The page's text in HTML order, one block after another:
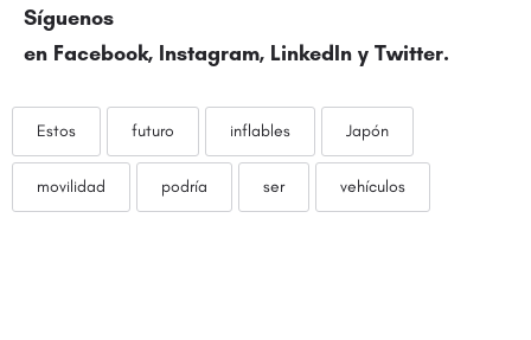
Síguenos
en Facebook, Instagram, LinkedIn y Twitter.
Estos futuro inflables Japón
movilidad podría ser vehículos